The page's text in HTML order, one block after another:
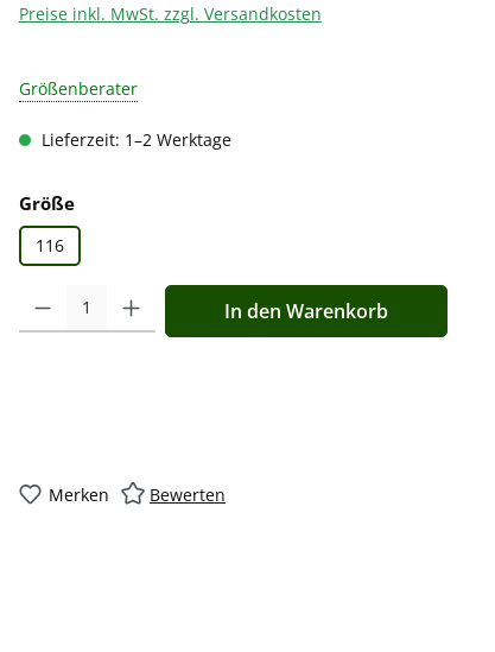
Preise inkl. MwSt. zzgl. Versandkosten
Größenberater
Lieferzeit: 1–2 Werktage
Größeauswählen
116
Produkt Anzahl: Gib den gewünschten Wert ein oder
In den Warenkorb
Merken Bewerten